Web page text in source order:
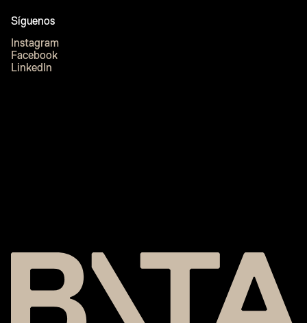
Síguenos
Instagram
Facebook
LinkedIn